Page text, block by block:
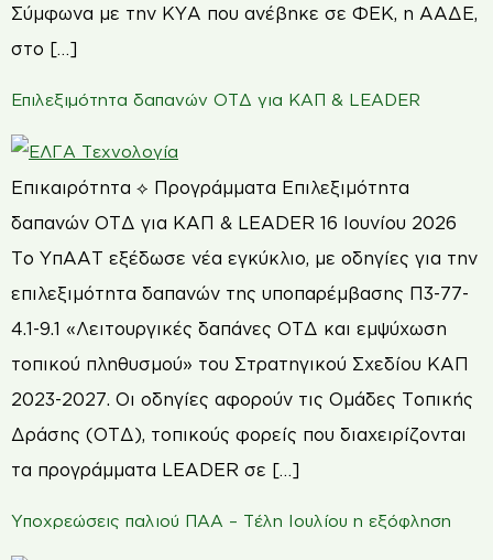
Σύμφωνα με την ΚΥΑ που ανέβηκε σε ΦΕΚ, η ΑΑΔΕ,
στο […]
Επιλεξιμότητα δαπανών ΟΤΔ για ΚΑΠ & LEADER
Επικαιρότητα ⟡ Προγράμματα Επιλεξιμότητα
δαπανών ΟΤΔ για ΚΑΠ & LEADER 16 Ιουνίου 2026
Το ΥπΑΑΤ εξέδωσε νέα εγκύκλιο, με οδηγίες για την
επιλεξιμότητα δαπανών της υποπαρέμβασης Π3-77-
4.1-9.1 «Λειτουργικές δαπάνες ΟΤΔ και εμψύχωση
τοπικού πληθυσμού» του Στρατηγικού Σχεδίου ΚΑΠ
2023-2027. Οι οδηγίες αφορούν τις Ομάδες Τοπικής
Δράσης (ΟΤΔ), τοπικούς φορείς που διαχειρίζονται
τα προγράμματα LEADER σε […]
Υποχρεώσεις παλιού ΠΑΑ – Τέλη Ιουλίου η εξόφληση